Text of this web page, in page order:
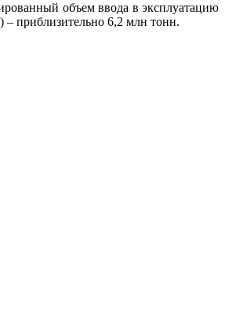
объем ввода в эксплуатацию
приблизительно 6,2 млн тонн.